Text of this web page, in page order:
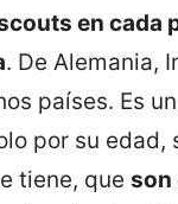
en cada
. De Alemania,
países. Es un
por su edad,
tiene, que son